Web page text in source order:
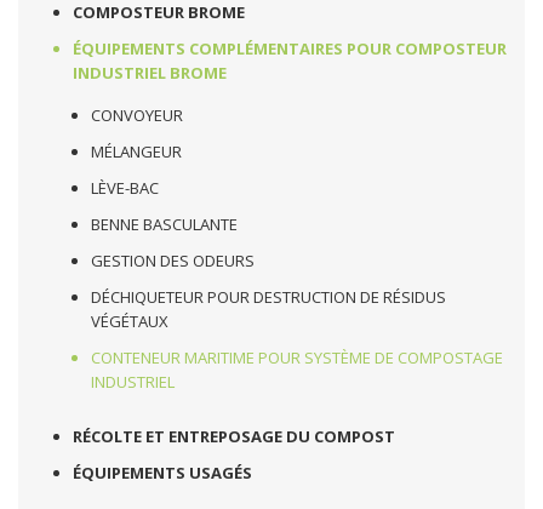
COMPOSTEUR BROME
ÉQUIPEMENTS COMPLÉMENTAIRES POUR COMPOSTEUR
INDUSTRIEL BROME
CONVOYEUR
MÉLANGEUR
LÈVE-BAC
BENNE BASCULANTE
GESTION DES ODEURS
DÉCHIQUETEUR POUR DESTRUCTION DE RÉSIDUS
VÉGÉTAUX
CONTENEUR MARITIME POUR SYSTÈME DE COMPOSTAGE
INDUSTRIEL
RÉCOLTE ET ENTREPOSAGE DU COMPOST
ÉQUIPEMENTS USAGÉS